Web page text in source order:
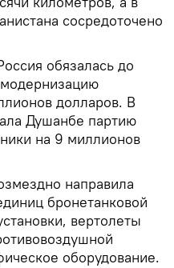
сосредоточено
обязалась до
долларов. В
Душанбе партию
на 9 миллионов
направила
бронетанковой
вертолеты
оборудование.